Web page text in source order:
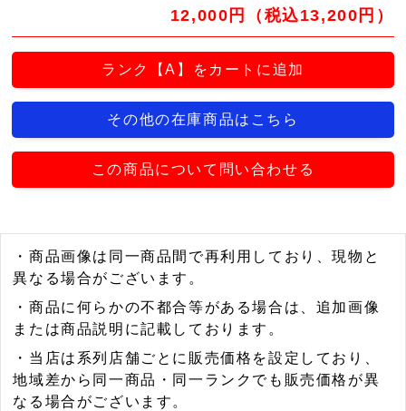
12,000円（税込13,200円）
ランク【A】をカートに追加
その他の在庫商品はこちら
この商品について問い合わせる
・商品画像は同一商品間で再利用しており、現物と
異なる場合がございます。
・商品に何らかの不都合等がある場合は、追加画像
または商品説明に記載しております。
・当店は系列店舗ごとに販売価格を設定しており、
地域差から同一商品・同一ランクでも販売価格が異
なる場合がございます。